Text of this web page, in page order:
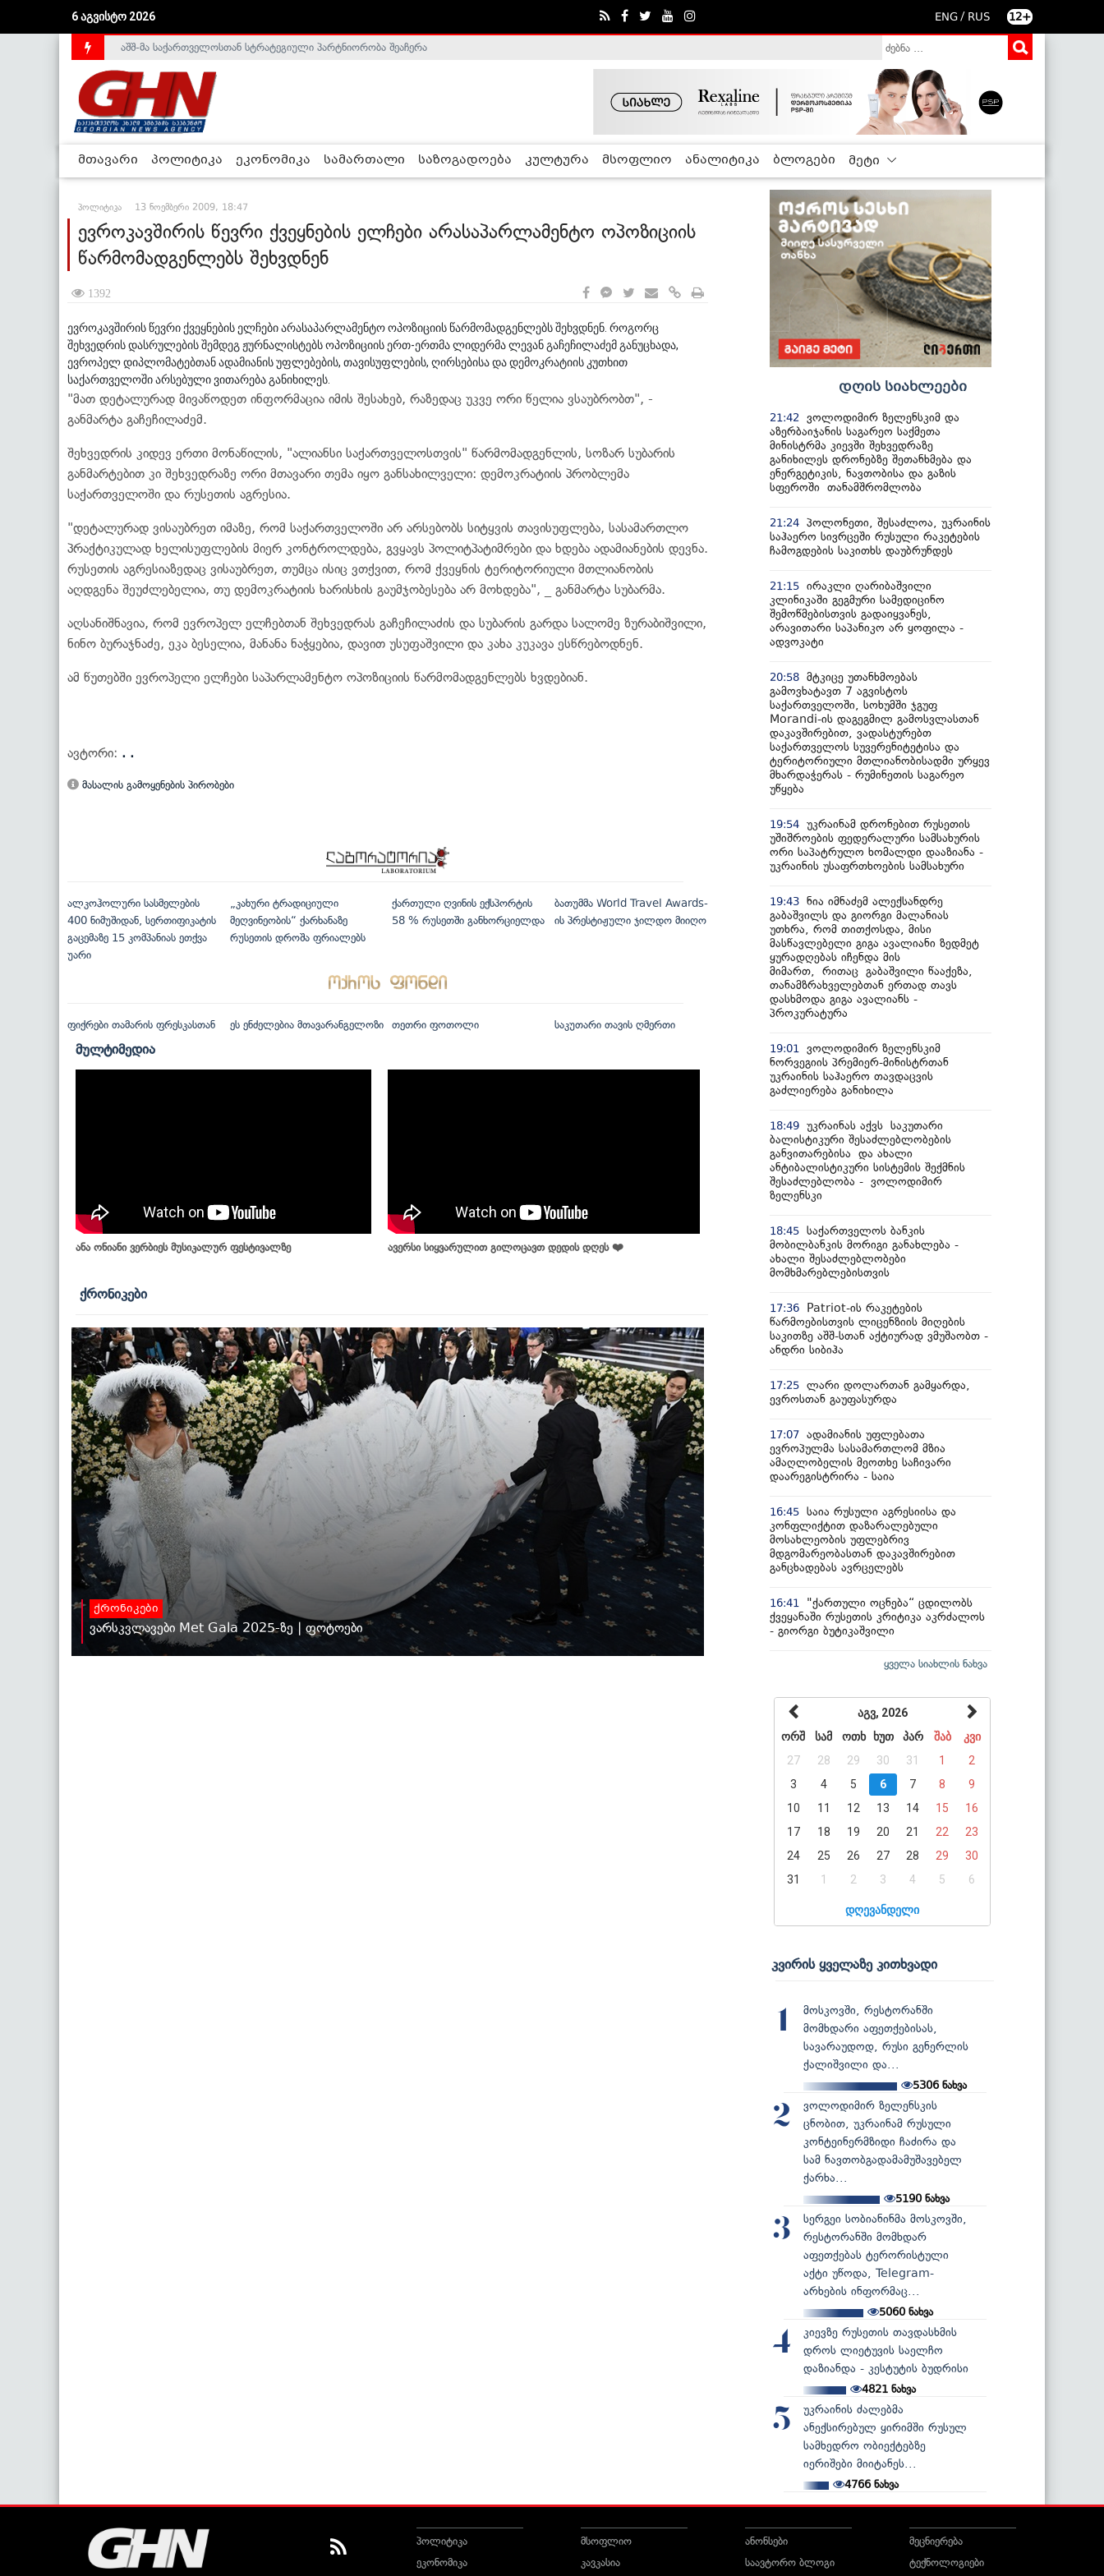
6 აგვისტო 2026 ENG / RUS 12+
საქართველოს დე-ფაქტო მთავრობა არალეგიტიმურია - ჰელსინკის კომისია
აშშ-მა საქართველოსთან სტრატეგიული პარტნიორობა შეაჩერა
მთავარი პოლიტიკა ეკონომიკა სამართალი საზოგადოება კულტურა მსოფლიო ანალიტიკა ბლოგები მეტი
პოლიტიკა 13 ნოემბერი 2009, 18:47
ევროკავშირის წევრი ქვეყნების ელჩები არასაპარლამენტო ოპოზიციის
წარმომადგენლებს შეხვდნენ
1392
ევროკავშირის წევრი ქვეყნების ელჩები არასაპარლამენტო ოპოზიციის წარმომადგენლებს შეხვდნენ. როგორც
შეხვედრის დასრულების შემდეგ ჟურნალისტებს ოპოზიციის ერთ-ერთმა ლიდერმა ლევან გაჩეჩილაძემ განუცხადა,
ევროპელ დიპლომატებთან ადამიანის უფლებების, თავისუფლების, ღირსებისა და დემოკრატიის კუთხით
საქართველოში არსებული ვითარება განიხილეს.
"მათ დეტალურად მივაწოდეთ ინფორმაცია იმის შესახებ, რაზედაც უკვე ორი წელია ვსაუბრობთ", -
განმარტა გაჩეჩილაძემ.
შეხვედრის კიდევ ერთი მონაწილის, "ალიანსი საქართველოსთვის" წარმომადგენლის, სოზარ სუბარის
განმარტებით კი შეხვედრაზე ორი მთავარი თემა იყო განსახილველი: დემოკრატიის პრობლემა
საქართველოში და რუსეთის აგრესია.
"დეტალურად ვისაუბრეთ იმაზე, რომ საქართველოში არ არსებობს სიტყვის თავისუფლება, სასამართლო
პრაქტიკულად ხელისუფლების მიერ კონტროლდება, გვყავს პოლიტპატიმრები და ხდება ადამიანების დევნა.
რუსეთის აგრესიაზედაც ვისაუბრეთ, თუმცა ისიც ვთქვით, რომ ქვეყნის ტერიტორიული მთლიანობის
აღდგენა შეუძლებელია, თუ დემოკრატიის ხარისხის გაუმჯობესება არ მოხდება", _ განმარტა სუბარმა.
აღსანიშნავია, რომ ევროპელ ელჩებთან შეხვედრას გაჩეჩილაძის და სუბარის გარდა სალომე ზურაბიშვილი,
ნინო ბურაჯნაძე, ეკა ბესელია, მანანა ნაჭყებია, დავით უსუფაშვილი და კახა კუკავა ესწრებოდნენ.
ამ წუთებში ევროპელი ელჩები საპარლამენტო ოპოზიციის წარმომადგენლებს ხვდებიან.
ავტორი: . .
მასალის გამოყენების პირობები
ალკოჰოლური სასმელების
400 ნიმუშიდან, სერთიფიკატის
გაცემაზე 15 კომპანიას ეთქვა
უარი
„კახური ტრადიციული
მეღვინეობის“ ქარხანაზე
რუსეთის დროშა ფრიალებს
ქართული ღვინის ექსპორტის
58 % რუსეთში განხორციელდა
ბათუმმა World Travel Awards-
ის პრესტიჟული ჯილდო მიიღო
ფიქრები თამარის ფრესკასთან ეს ენძელებია მთავარანგელოზი თეთრი ფოთოლი საკუთარი თავის ღმერთი
მულტიმედია
ანა ონიანი ვერბიეს მუსიკალურ ფესტივალზე ავერსი სიყვარულით გილოცავთ დედის დღეს ❤️
ქრონიკები
ქრონიკები
ვარსკვლავები Met Gala 2025-ზე | ფოტოები
დღის სიახლეები
21:42
ვოლოდიმირ ზელენსკიმ და
აზერბაიჯანის საგარეო საქმეთა
მინისტრმა კიევში შეხვედრაზე
განიხილეს დრონებზე შეთანხმება და
ენერგეტიკის, ნავთობისა და გაზის
სფეროში თანამშრომლობა
21:24 პოლონეთი, შესაძლოა, უკრაინის
საჰაერო სივრცეში რუსული რაკეტების
ჩამოგდების საკითხს დაუბრუნდეს
21:15 ირაკლი ღარიბაშვილი
კლინიკაში გეგმური სამედიცინო
შემოწმებისთვის გადაიყვანეს,
არავითარი საპანიკო არ ყოფილა -
ადვოკატი
20:58 მტკიცე უთანხმოებას
გამოვხატავთ 7 აგვისტოს
საქართველოში, სოხუმში ჯგუფ
Morandi-ის დაგეგმილ გამოსვლასთან
დაკავშირებით, ვადასტურებთ
საქართველოს სუვერენიტეტისა და
ტერიტორიული მთლიანობისადმი ურყევ
მხარდაჭერას - რუმინეთის საგარეო
უწყება
19:54 უკრაინამ დრონებით რუსეთის
უშიშროების ფედერალური სამსახურის
ორი საპატრულო ხომალდი დააზიანა -
უკრაინის უსაფრთხოების სამსახური
19:43 ნია იმნაძემ ალექსანდრე
გაბაშვილს და გიორგი მალანიას
უთხრა, რომ თითქოსდა, მისი
მასწავლებელი გიგა ავალიანი ზედმეტ
ყურადღებას იჩენდა მის
მიმართ, რითაც გაბაშვილი წააქეზა,
თანამზრახველებთან ერთად თავს
დასხმოდა გიგა ავალიანს -
პროკურატურა
19:01
ვოლოდიმირ ზელენსკიმ
ნორვეგიის პრემიერ-მინისტრთან
უკრაინის საჰაერო თავდაცვის
გაძლიერება განიხილა
18:49 უკრაინას აქვს საკუთარი
ბალისტიკური შესაძლებლობების
განვითარებისა და ახალი
ანტიბალისტიკური სისტემის შექმნის
შესაძლებლობა - ვოლოდიმირ
ზელენსკი
18:45 საქართველოს ბანკის
მობილბანკის მორიგი განახლება -
ახალი შესაძლებლობები
მომხმარებლებისთვის
17:36
Patriot-ის რაკეტების
წარმოებისთვის ლიცენზიის მიღების
საკითზე აშშ-სთან აქტიურად ვმუშაობთ -
ანდრი სიბიჰა
17:25 ლარი დოლართან გამყარდა,
ევროსთან გაუფასურდა
17:07 ადამიანის უფლებათა
ევროპულმა სასამართლომ მზია
ამაღლობელის მეოთხე საჩივარი
დაარეგისტრირა - საია
16:45 საია რუსული აგრესიისა და
კონფლიქტით დაზარალებული
მოსახლეობის უფლებრივ
მდგომარეობასთან დაკავშირებით
განცხადებას ავრცელებს
16:41
"ქართული ოცნება“ ცდილობს
ქვეყანაში რუსეთის კრიტიკა აკრძალოს
- გიორგი ბუტიკაშვილი
ყველა სიახლის ნახვა
აგვ, 2026
ორშ
სამ ოთხ ხუთ პარ შაბ
კვი
27
28 29 30 31 1
2
3
4 5 6 7 8
9
10
11 12 13 14 15
16
17
18 19 20 21 22
23
24
25 26 27 28 29
30
31
1 2 3 4 5 6
დღევანდელი
კვირის ყველაზე კითხვადი
1
მოსკოვში, რესტორანში
მომხდარი აფეთქებისას,
სავარაუდოდ, რუსი გენერლის
ქალიშვილი და...
5306ნახვა
2
ვოლოდიმირ ზელენსკის
ცნობით, უკრაინამ რუსული
კონტეინერმზიდი ჩაძირა და
სამ ნავთობგადამამუშავებელ
ქარხა...
5190ნახვა
3
სერგეი სობიანინმა მოსკოვში,
რესტორანში მომხდარ
აფეთქებას ტერორისტული
აქტი უწოდა, Telegram-
არხების ინფორმაც...
5060ნახვა
4
კიევზე რუსეთის თავდასხმის
დროს ლიეტუვის საელჩო
დაზიანდა - კესტუტის ბუდრისი
4821ნახვა
5
უკრაინის ძალებმა
ანექსირებულ ყირიმში რუსულ
სამხედრო ობიექტებზე
იერიშები მიიტანეს...
4766ნახვა
პოლიტიკა
ეკონომიკა
მსოფლიო
კავკასია
ანონსები
საავტორო ბლოგი
მეცნიერება
ტექნოლოგიები